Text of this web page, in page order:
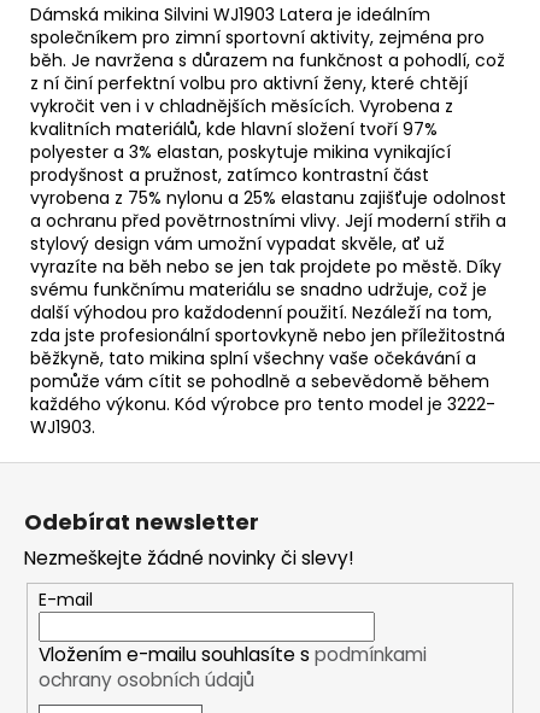
Dámská mikina Silvini WJ1903 Latera je ideálním
společníkem pro zimní sportovní aktivity, zejména pro
běh. Je navržena s důrazem na funkčnost a pohodlí, což
z ní činí perfektní volbu pro aktivní ženy, které chtějí
vykročit ven i v chladnějších měsících. Vyrobena z
kvalitních materiálů, kde hlavní složení tvoří 97%
polyester a 3% elastan, poskytuje mikina vynikající
prodyšnost a pružnost, zatímco kontrastní část
vyrobena z 75% nylonu a 25% elastanu zajišťuje odolnost
a ochranu před povětrnostními vlivy. Její moderní střih a
stylový design vám umožní vypadat skvěle, ať už
vyrazíte na běh nebo se jen tak projdete po městě. Díky
svému funkčnímu materiálu se snadno udržuje, což je
další výhodou pro každodenní použití. Nezáleží na tom,
zda jste profesionální sportovkyně nebo jen příležitostná
běžkyně, tato mikina splní všechny vaše očekávání a
pomůže vám cítit se pohodlně a sebevědomě během
každého výkonu. Kód výrobce pro tento model je 3222-
WJ1903.
Z
Odebírat newsletter
Nezmeškejte žádné novinky či slevy!
E-mail
Vložením e-mailu souhlasíte s podmínkami
ochrany osobních údajů